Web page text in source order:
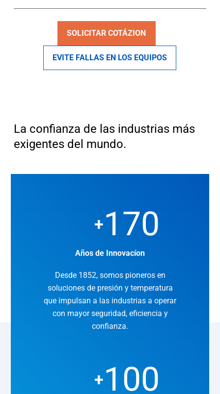
SOLICITAR COTÁZION
EVITE FALLAS EN LOS EQUIPOS
La confianza de las industrias más
exigentes del mundo.
+170
Años de Innovacíon
Desde 1852, somos pioneros en
soluciones de presión y temperatura
que impulsan a las industrias a operar
con mayor seguridad, eficiencia y
confianza.
+100